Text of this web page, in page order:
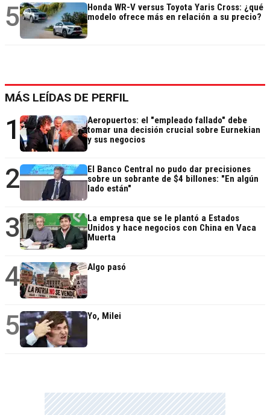
5
Honda WR-V versus Toyota Yaris Cross: ¿qué
modelo ofrece más en relación a su precio?
MÁS LEÍDAS DE PERFIL
1
Aeropuertos: el "empleado fallado" debe
tomar una decisión crucial sobre Eurnekian
y sus negocios
2
El Banco Central no pudo dar precisiones
sobre un sobrante de $4 billones: "En algún
lado están"
3
La empresa que se le plantó a Estados
Unidos y hace negocios con China en Vaca
Muerta
4 Algo pasó
5 Yo, Milei